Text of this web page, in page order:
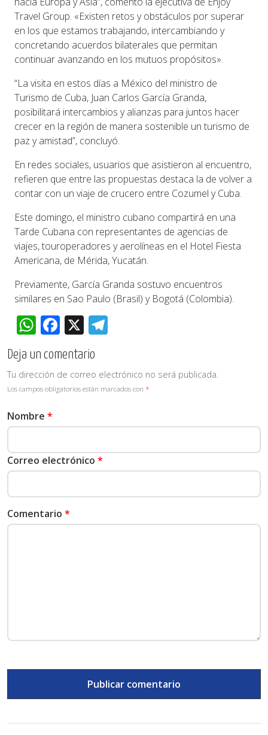
Travel Group. «Existen retos y obstáculos por superar
en los que estamos trabajando, intercambiando y
concretando acuerdos bilaterales que permitan
continuar avanzando en los mutuos propósitos».
“La visita en estos días a México del ministro de
Turismo de Cuba, Juan Carlos García Granda,
posibilitará intercambios y alianzas para juntos hacer
crecer en la región de manera sostenible un turismo de
paz y amistad”, concluyó.
En redes sociales, usuarios que asistieron al encuentro,
refieren que entre las propuestas destaca la de volver a
contar con un viaje de crucero entre Cozumel y Cuba.
Este domingo, el ministro cubano compartirá en una
Tarde Cubana con representantes de agencias de
viajes, touroperadores y aerolíneas en el Hotel Fiesta
Americana, de Mérida, Yucatán.
Previamente, García Granda sostuvo encuentros
similares en Sao Paulo (Brasil) y Bogotá (Colombia).
WhatsApp
Facebook
X
Deja un comentario
Tu dirección de correo electrónico no será publicada.
Los campos obligatorios están marcados con *
Nombre *
Correo electrónico *
Comentario *